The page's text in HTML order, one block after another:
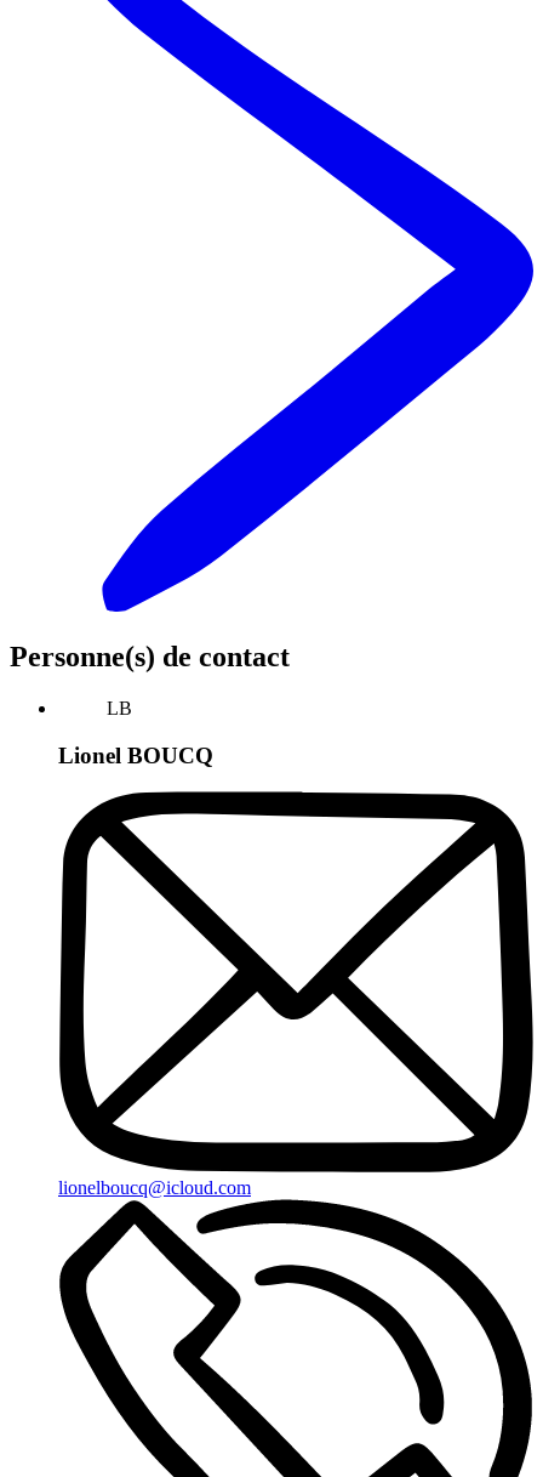
Personne(s) de contact
LB
Lionel BOUCQ
lionelboucq@icloud.com